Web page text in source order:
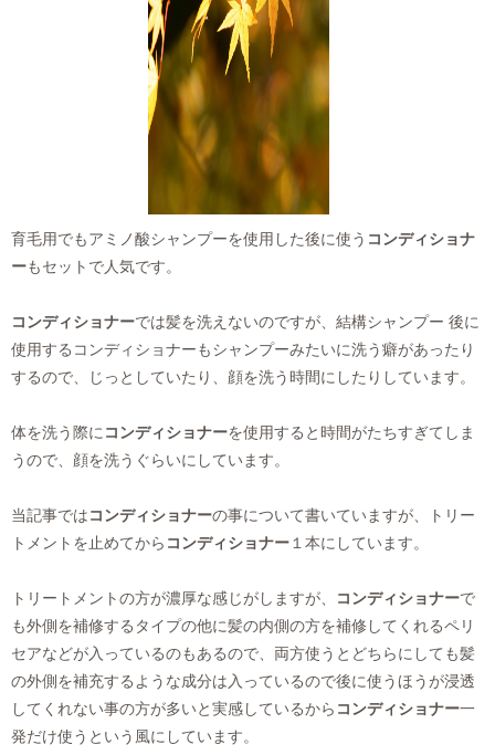
育毛用でもアミノ酸シャンプーを使用した後に使う コンディショナ
ーもセットで人気です。
コンディショナーでは髪を洗えないのですが、結構シャンプー 後に
使用するコンディショナーもシャンプーみたいに洗う癖があったり
するので、じっとしていたり、顔を洗う時間にしたりしています。
体を洗う際にコンディショナーを使用すると時間がたちすぎてしま
うので、顔を洗うぐらいにしています。
当記事ではコンディショナーの事について書いていますが、トリー
トメントを止めてから コンディショナー１本にしています。
トリートメントの方が濃厚な感じがしますが、 コンディショナーで
も外側を補修するタイプの他に髪の内側の方を補修してくれるペリ
セアなどが入っているのもあるので、両方使うとどちらにしても髪
の外側を補充するような成分は入っているので後に使うほうが浸透
してくれない事の方が多いと実感しているから コンディショナー一
発だけ使うという風にしています。